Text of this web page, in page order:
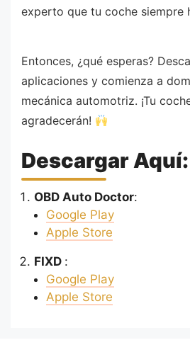
experto que tu coche siempre
Entonces, ¿qué esperas?
aplicaciones y comienza a
mecánica automotriz. ¡Tu
agradecerán!
Descargar Aquí:
OBD Auto Doctor:
Google Play
Apple Store
FIXD :
Google Play
Apple Store